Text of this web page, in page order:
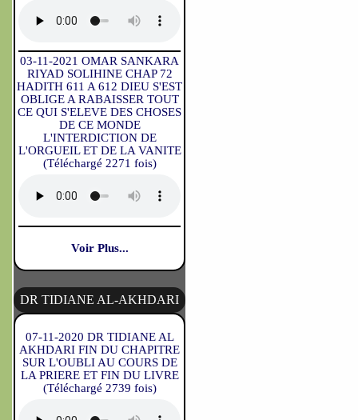
03-11-2021 OMAR SANKARA
RIYAD SOLIHINE CHAP 72
HADITH 611 A 612 DIEU S'EST
OBLIGE A RABAISSER TOUT
CE QUI S'ELEVE DES CHOSES
DE CE MONDE
L'INTERDICTION DE
L'ORGUEIL ET DE LA VANITE
(Téléchargé 2271 fois)
Voir Plus...
DR TIDIANE AL-AKHDARI
07-11-2020 DR TIDIANE AL
AKHDARI FIN DU CHAPITRE
SUR L'OUBLI AU COURS DE
LA PRIERE ET FIN DU LIVRE
(Téléchargé 2739 fois)